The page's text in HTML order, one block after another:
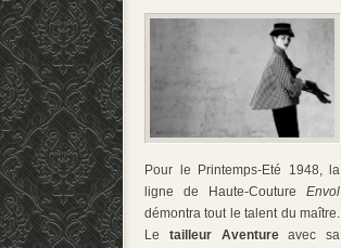
Pour le Printemps-Eté 1948, la
ligne de Haute-Couture Envol
démontra tout le talent du maître.
Le tailleur Aventureavec sa